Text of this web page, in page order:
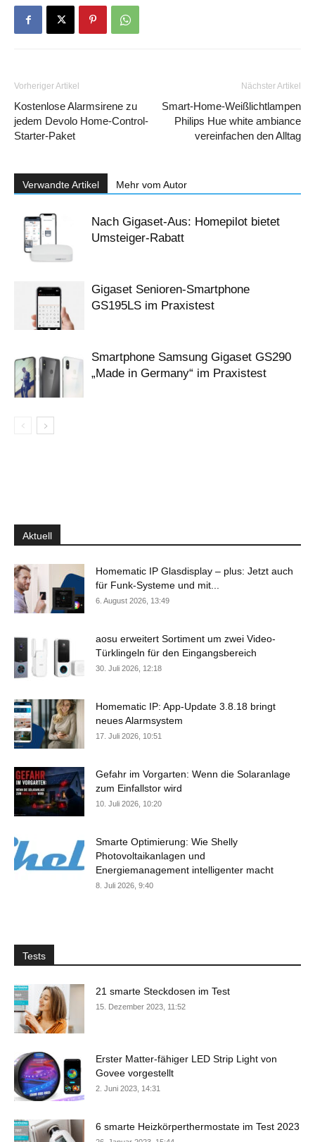
Vorheriger Artikel
Kostenlose Alarmsirene zu
jedem Devolo Home-Control-
Starter-Paket
Nächster Artikel
Smart-Home-Weißlichtlampen
Philips Hue white ambiance
vereinfachen den Alltag
Verwandte Artikel Mehr vom Autor
Nach Gigaset-Aus: Homepilot bietet
Umsteiger-Rabatt
Gigaset Senioren-Smartphone
GS195LS im Praxistest
Smartphone Samsung Gigaset GS290
„Made in Germany“ im Praxistest
Aktuell
Homematic IP Glasdisplay – plus: Jetzt auch
für Funk-Systeme und mit...
6. August 2026, 13:49
aosu erweitert Sortiment um zwei Video-
Türklingeln für den Eingangsbereich
30. Juli 2026, 12:18
Homematic IP: App-Update 3.8.18 bringt
neues Alarmsystem
17. Juli 2026, 10:51
Gefahr im Vorgarten: Wenn die Solaranlage
zum Einfallstor wird
10. Juli 2026, 10:20
Smarte Optimierung: Wie Shelly
Photovoltaikanlagen und
Energiemanagement intelligenter macht
8. Juli 2026, 9:40
Tests
21 smarte Steckdosen im Test
15. Dezember 2023, 11:52
Erster Matter-fähiger LED Strip Light von
Govee vorgestellt
2. Juni 2023, 14:31
6 smarte Heizkörperthermostate im Test 2023